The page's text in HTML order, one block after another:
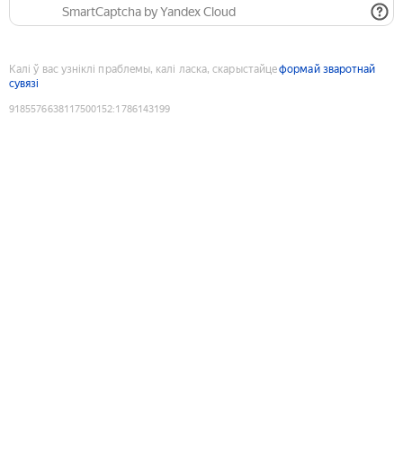
SmartCaptcha by Yandex Cloud
Калі ў вас узніклі праблемы, калі ласка, скарыстайцеформай зваротнай
сувязі
9185576638117500152:1786143199